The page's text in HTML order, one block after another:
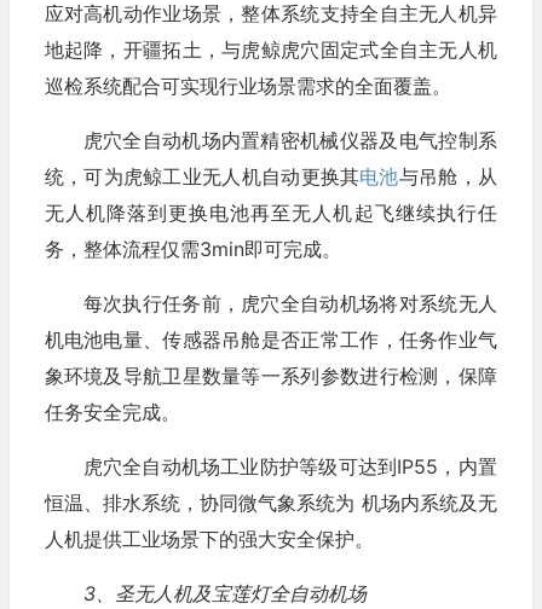
应对高机动作业场景，整体系统支持全自主无人机异
地起降，开疆拓土，与虎鲸虎穴固定式全自主无人机
巡检系统配合可实现行业场景需求的全面覆盖。
虎穴全自动机场内置精密机械仪器及电气控制系
统，可为虎鲸工业无人机自动更换其电池与吊舱，从
无人机降落到更换电池再至无人机起飞继续执行任
务，整体流程仅需3min即可完成。
每次执行任务前，虎穴全自动机场将对系统无人
机电池电量、传感器吊舱是否正常工作，任务作业气
象环境及导航卫星数量等一系列参数进行检测，保障
任务安全完成。
虎穴全自动机场工业防护等级可达到IP55，内置
恒温、排水系统，协同微气象系统为 机场内系统及无
人机提供工业场景下的强大安全保护。
3、圣无人机及宝莲灯全自动机场